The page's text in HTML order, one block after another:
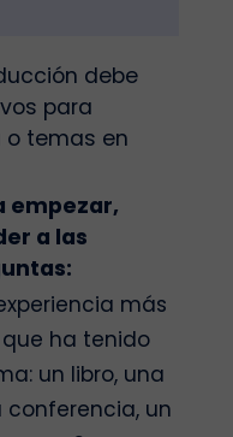
debe
para
temas en
empezar,
a las
más
ha tenido
un libro, una
conferencia, un